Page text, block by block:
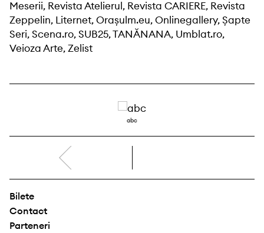
Meserii, Revista Atelierul, Revista CARIERE, Revista
Zeppelin, Liternet, Orașulm.eu, Onlinegallery, Șapte
Seri, Scena.ro, SUB25, TANĂNANA, Umblat.ro,
Veioza Arte, Zelist
abc
Bilete
Contact
Parteneri